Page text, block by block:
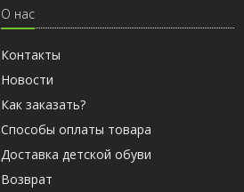
О нас
Контакты
Новости
Как заказать?
Способы оплаты товара
Доставка детской обуви
Возврат